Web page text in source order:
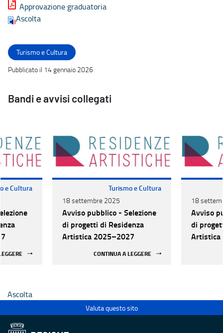
Approvazione graduatoria
Ascolta
Turismo e Cultura
Pubblicato il 14 gennaio 2026
Bandi e avvisi collegati
e Cultura
Turismo e Cultura
18 settembre 2025
Avviso pubblico - Selezione
di progetti di Residenza
Artistica 2025–2027
CONTINUA A LEGGERE
18
Avviso
di
Artistica
Ascolta
Valuta questo sito